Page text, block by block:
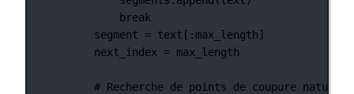
break
segment = text[:max_length]
next_index = max_length
# Recherche de points de coupure